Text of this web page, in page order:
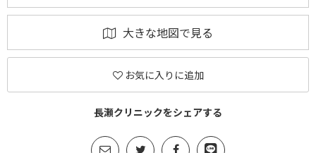
大きな地図で見る
お気に入りに追加
長瀬クリニックをシェアする